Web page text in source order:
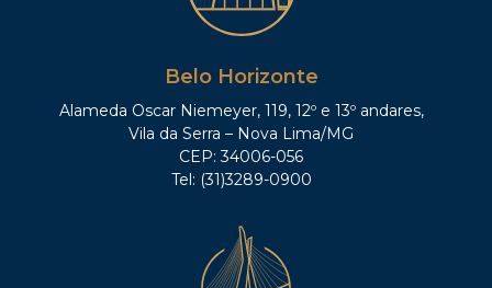
Belo Horizonte
Alameda Oscar Niemeyer, 119, 12º e 13º andares,
Vila da Serra – Nova Lima/MG
CEP: 34006-056
Tel: (31)3289-0900